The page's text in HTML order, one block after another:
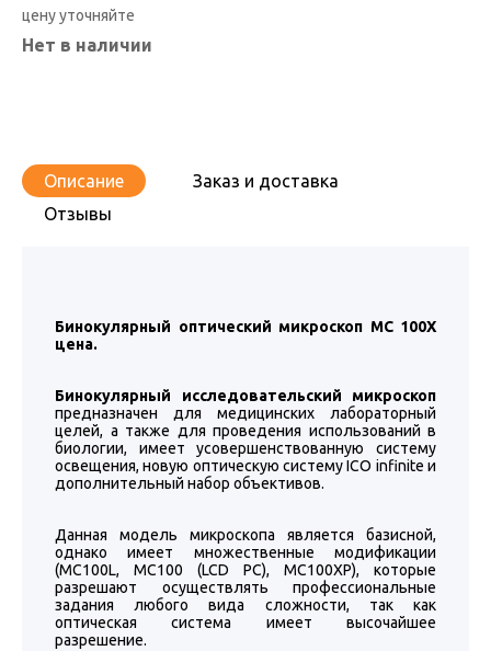
цену уточняйте
Нет в наличии
Описание
Заказ и доставка
Отзывы
Бинокулярный оптический микроскоп МC 100X
цена.
Бинокулярный исследовательский микроскоп
предназначен для медицинских лабораторный
целей, а также для проведения использований в
биологии, имеет усовершенствованную систему
освещения, новую оптическую систему ICO infinite и
дополнительный набор объективов.
Данная модель микроскопа является базисной,
однако имеет множественные модификации
(MC100L, MC100 (LCD PC), MC100XP), которые
разрешают осуществлять профессиональные
задания любого вида сложности, так как
оптическая система имеет высочайшее
разрешение.